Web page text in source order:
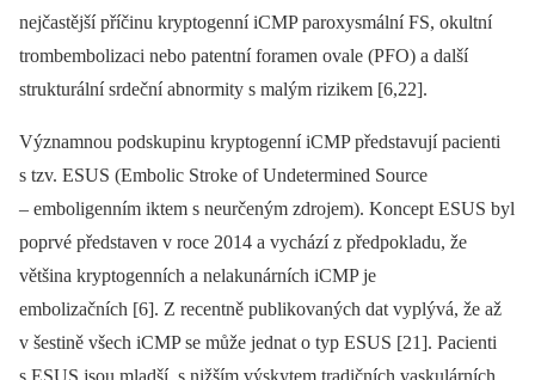
nejčastější příčinu kryptogenní iCMP paroxysmální FS, okultní
trombembolizaci nebo patentní foramen ovale (PFO) a další
strukturální srdeční abnormity s malým rizikem [6,22].
Významnou podskupinu kryptogenní iCMP představují pacienti
s tzv. ESUS (Embolic Stroke of Undetermined Source
–⁠ emboligenním iktem s neurčeným zdrojem). Koncept ESUS byl
poprvé představen v roce 2014 a vychází z předpokladu, že
většina kryptogenních a nelakunárních iCMP je
embolizačních [6]. Z recentně publikovaných dat vyplývá, že až
v šestině všech iCMP se může jednat o typ ESUS [21]. Pacienti
s ESUS jsou mladší, s nižším výskytem tradičních vaskulárních